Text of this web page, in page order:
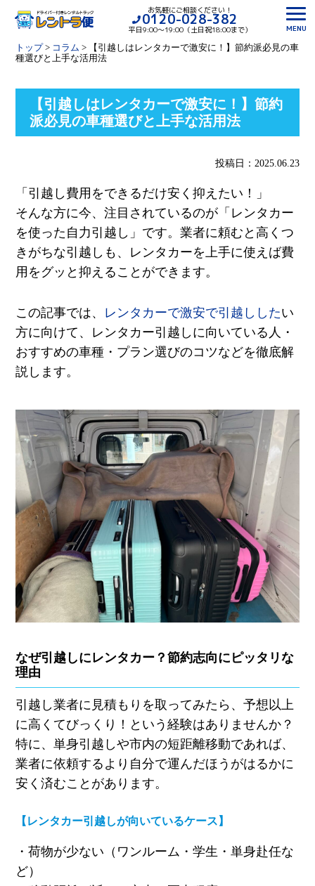
お気軽にご相談ください！
0120-028-382
平日9:00〜19:00（土日祝18:00まで）
MENU
トップ> コラム >
【引越しはレンタカーで激安に！】節約派必見の車
種選びと上手な活用法
【引越しはレンタカーで激安に！】節約
派必見の車種選びと上手な活用法
投稿日：2025.06.23
「引越し費用をできるだけ安く抑えたい！」
そんな方に今、注目されているのが「レンタカー
を使った自力引越し」です。業者に頼むと高くつ
きがちな引越しも、レンタカーを上手に使えば費
用をグッと抑えることができます。
この記事では、 レンタカーで激安で引越し したい
方に向けて、レンタカー引越しに向いている人・
おすすめの車種・プラン選びのコツなどを徹底解
説します。
なぜ引越しにレンタカー？節約志向にピッタリな
理由
引越し業者に見積もりを取ってみたら、予想以上
に高くてびっくり！という経験はありませんか？
特に、単身引越しや市内の短距離移動であれば、
業者に依頼するより自分で運んだほうがはるかに
安く済むことがあります。
【レンタカー引越しが向いているケース】
・ 荷物が少ない（ワンルーム・学生・単身赴任な
ど）